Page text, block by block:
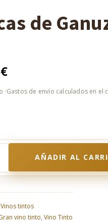
de
€
AÑADIR AL
Vinos tintos
vino tinto,Vino Tinto